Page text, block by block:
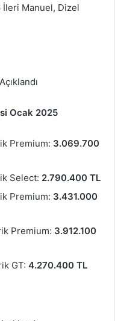
İleri Manuel, Dizel
Ocak 2025
Premium: 3.069.700
Select: 2.790.400 TL
Premium: 3.431.000
Premium: 3.912.100
GT: 4.270.400 TL